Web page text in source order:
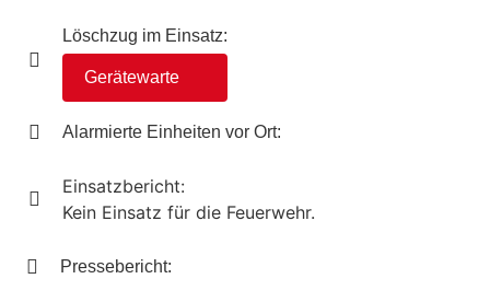
Löschzug im Einsatz:
Gerätewarte
Alarmierte Einheiten vor Ort:
Einsatzbericht:
Kein Einsatz für die Feuerwehr.
Pressebericht: